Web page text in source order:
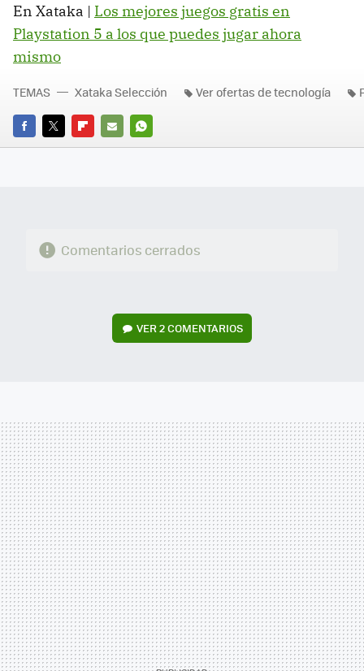
En Xataka | Los mejores juegos gratis en
Playstation 5 a los que puedes jugar ahora
mismo
FACEBOOK
TWITTERFLIPBOARD
E-
WHATSAPP
TEMAS Xataka Selección Ver ofertas de tecnología
Comentarios cerrados
VER2 COMENTARIOS